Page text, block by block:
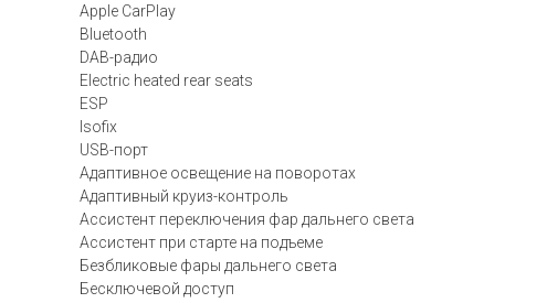
Apple CarPlay
Bluetooth
DAB-радио
Electric heated rear seats
ESP
Isofix
USB-порт
Адаптивное освещение на поворотах
Адаптивный круиз-контроль
Ассистент переключения фар дальнего света
Ассистент при старте на подъеме
Безбликовые фары дальнего света
Бесключевой доступ